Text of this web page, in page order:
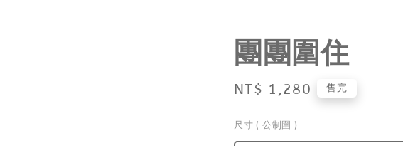
團團圍住
Regular
NT$ 1,280 售完
尺寸 ( 公制圍 )